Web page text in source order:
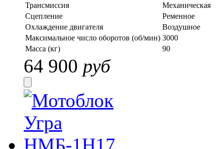
Трансмиссия
Механическая
Сцепление
Ременное
Охлаждение двигателя
Воздушное
Максимальное число оборотов (об/мин) 3000
Масса (кг)
90
64 900 руб